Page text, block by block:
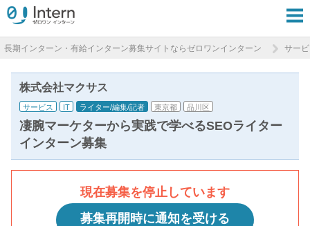
長期インターン・有給インターン募集サイトならゼロワンインターン サー
株式会社マクサス
サービス IT ライター/編集/記者 東京都 品川区
凄腕マーケターから実践で学べるSEOライター
インターン募集
現在募集を停止しています
募集再開時に通知を受ける